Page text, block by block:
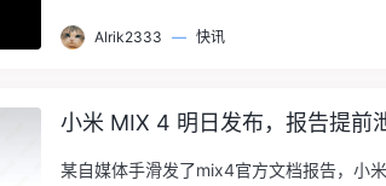
Alrik2333 — 快讯
小米 MIX 4 明日发布，报告提前
某自媒体手滑发了mix4官方文档报告，小